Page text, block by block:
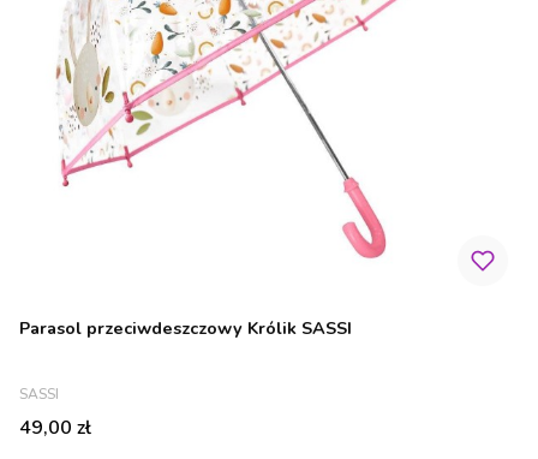
Parasol przeciwdeszczowy Królik SASSI
PRODUCENT
SASSI
Cena
49,00 zł